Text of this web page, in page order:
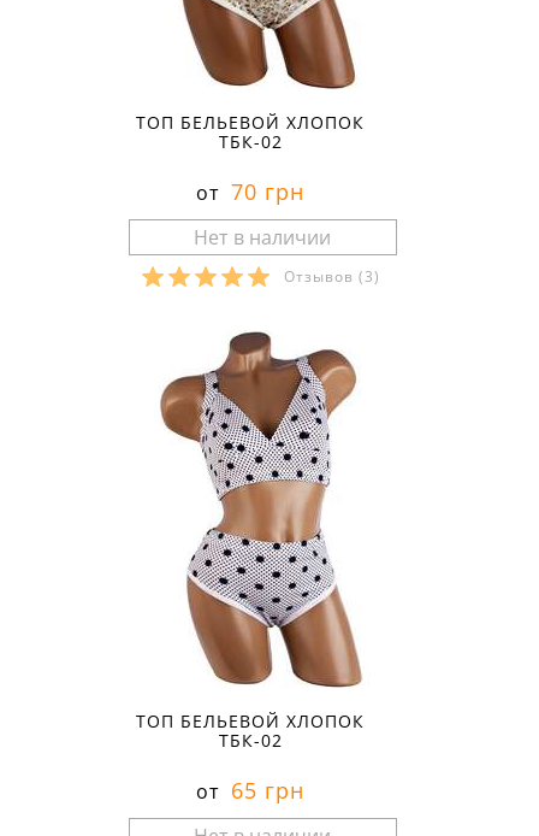
ТОП БЕЛЬЕВОЙ ХЛОПОК
ТБК-02
от 70 грн
Отзывов (3)
ТОП БЕЛЬЕВОЙ ХЛОПОК
ТБК-02
от 65 грн